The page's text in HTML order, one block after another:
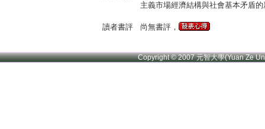
主義市場經濟結構與社會基本矛盾
讀者書評 尚無書評，
Copyright © 2007 元智大學(Yuan Ze